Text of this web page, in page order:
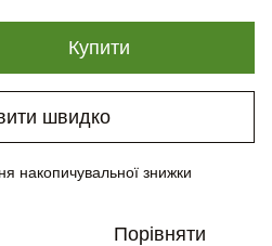
Купити
швидко
накопичувальної знижки
Порівняти